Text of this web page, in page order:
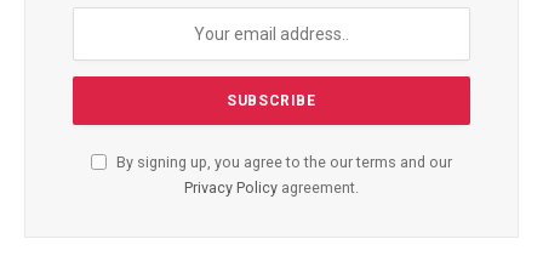
By signing up, you agree to the our terms and our
Privacy Policy agreement.